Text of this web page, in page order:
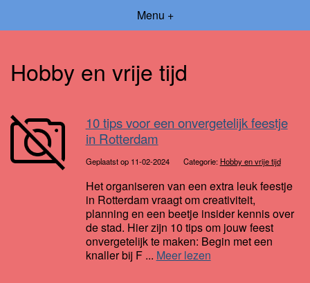
Menu +
Hobby en vrije tijd
10 tips voor een onvergetelijk feestje
in Rotterdam
Geplaatst op 11-02-2024 Categorie: Hobby en vrije tijd
Het organiseren van een extra leuk feestje
in Rotterdam vraagt om creativiteit,
planning en een beetje insider kennis over
de stad. Hier zijn 10 tips om jouw feest
onvergetelijk te maken: Begin met een
knaller bij F ... Meer lezen